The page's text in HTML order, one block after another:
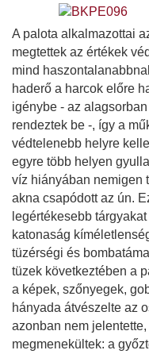
A palota alkalmazottai
megtettek az értékek
mind
haderő a harcok előre
igénybe - az
rendeztek be -, így a
védtelenebb helyre
egyre több helyen
víz hiányában nemigen
akna csapódott az ún.
legértékesebb
katonaság
tüzérségi és
tüzek következtében a
a képek, szőnyegek,
hányada átvészelte az
azonban nem
megmenekültek: a